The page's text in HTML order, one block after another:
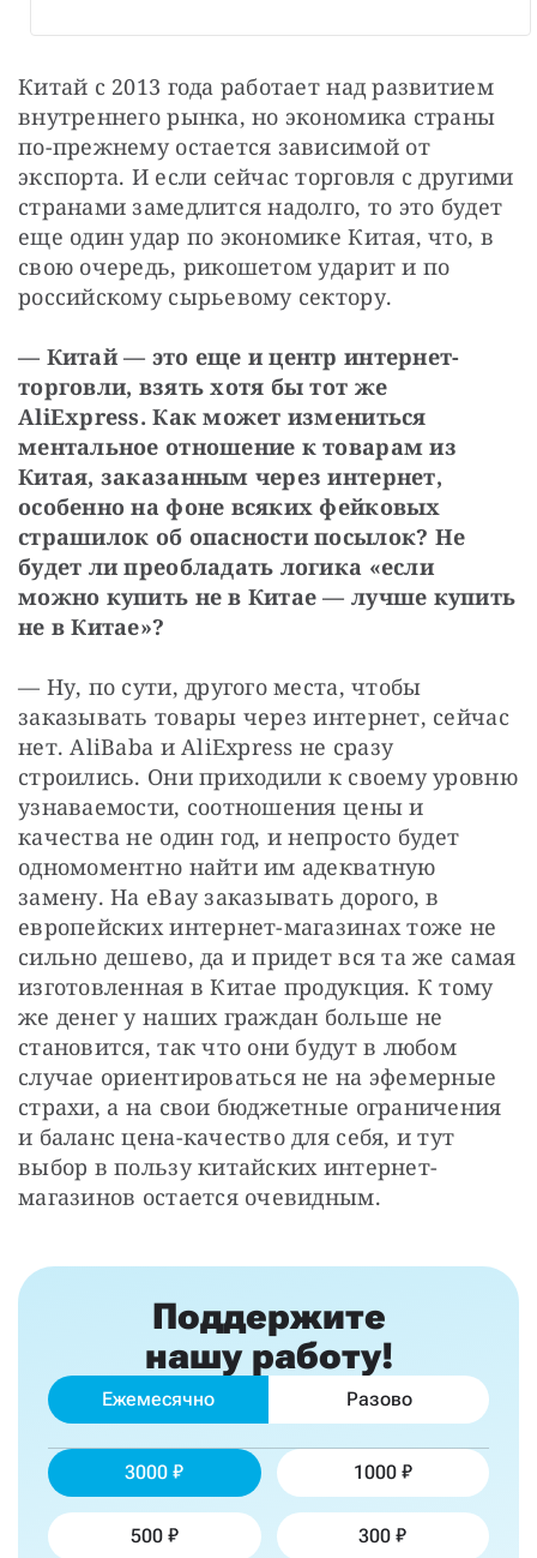
Китай с 2013 года работает над развитием
внутреннего рынка, но экономика страны
по-прежнему остается зависимой от
экспорта. И если сейчас торговля с другими
странами замедлится надолго, то это будет
еще один удар по экономике Китая, что, в
свою очередь, рикошетом ударит и по
российскому сырьевому сектору.
— Китай — это еще и центр интернет-
торговли, взять хотя бы тот же
AliExpress. Как может измениться
ментальное отношение к товарам из
Китая, заказанным через интернет,
особенно на фоне всяких фейковых
страшилок об опасности посылок? Не
будет ли преобладать логика «если
можно купить не в Китае — лучше купить
не в Китае»?
— Ну, по сути, другого места, чтобы
заказывать товары через интернет, сейчас
нет. AliBaba и AliExpress не сразу
строились. Они приходили к своему уровню
узнаваемости, соотношения цены и
качества не один год, и непросто будет
одномоментно найти им адекватную
замену. На eBay заказывать дорого, в
европейских интернет-магазинах тоже не
сильно дешево, да и придет вся та же самая
изготовленная в Китае продукция. К тому
же денег у наших граждан больше не
становится, так что они будут в любом
случае ориентироваться не на эфемерные
страхи, а на свои бюджетные ограничения
и баланс цена-качество для себя, и тут
выбор в пользу китайских интернет-
магазинов остается очевидным.
Поддержите
нашу работу!
Ежемесячно Разово
3000 1000
500 300